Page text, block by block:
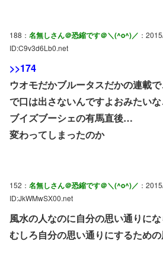
188： 名無しさん＠恐縮です＠＼(^o^)／ ：
ID:C9v3d6Lb0.net
>>174
ウオモだかブルータスだかの連載
で口は出さないんですよおみたい
ブイズブーシェの有馬直後…
変わってしまったのか
152： 名無しさん＠恐縮です＠＼(^o^)／ ：
ID:JkWMwSX00.net
風水の人なのに自分の思い通りに
むしろ自分の思い通りにするため